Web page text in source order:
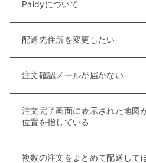
Paidyについて
配送先住所を変更したい
注文確認メールが届かない
注文完了画面に表示された地図
位置を指している
複数の注文をまとめて配送して